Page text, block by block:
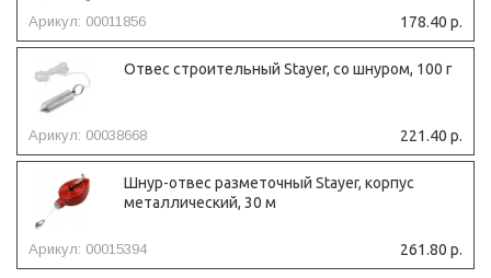
Арикул: 00011856 178.40 р.
Отвес строительный Stayer, со шнуром, 100 г
Арикул: 00038668 221.40 р.
Шнур-отвес разметочный Stayer, корпус
металлический, 30 м
Арикул: 00015394 261.80 р.